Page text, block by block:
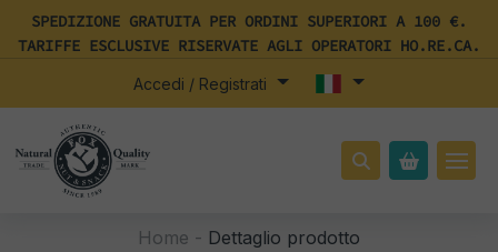
SPEDIZIONE GRATUITA PER ORDINI SUPERIORI A 100 €.
TARIFFE ESCLUSIVE RISERVATE AGLI OPERATORI HO.RE.CA.
Accedi / Registrati
Home - Dettaglio prodotto